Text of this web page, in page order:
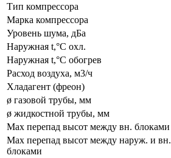
Тип компрессора
Марка компрессора
Уровень шума, дБа
Наружная t,°C охл.
Наружная t,°C обогрев
Расход воздуха, м3/ч
Хладагент (фреон)
ø газовой трубы, мм
ø жидкостной трубы, мм
Max перепад высот между вн. блоками
Max перепад высот между наруж. и вн.
блоками